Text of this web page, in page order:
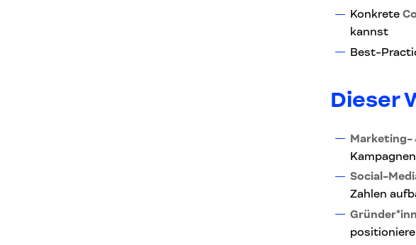
Konkrete
kannst
Best-
Dieser
Marketing-
Social-
Zahlen